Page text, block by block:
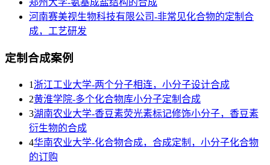
郑州大学-氨基成盐结构的合成
河南赛美视生物科技有限公司-非常见化合物的定制合
成，工艺研发
定制合成案例
1 浙江工业大学-两个分子相连，小分子设计合成
2黄淮学院-多个化合物库小分子定制合成
3湖南农业大学-香豆素荧光素标记修饰小分子，香豆素
衍生物的合成
4华南农业大学-化合物合成，合成定制，小分子化合物
的订购